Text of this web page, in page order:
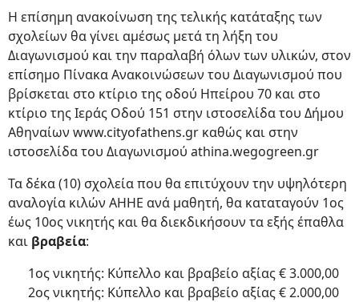
Η επίσημη ανακοίνωση της τελικής κατάταξης των
σχολείων θα γίνει αμέσως μετά τη λήξη του
Διαγωνισμού και την παραλαβή όλων των υλικών, στον
επίσημο Πίνακα Ανακοινώσεων του Διαγωνισμού που
βρίσκεται στο κτίριο της οδού Ηπείρου 70 και στο
κτίριο της Ιεράς Οδού 151 στην ιστοσελίδα του Δήμου
Αθηναίων www.cityofathens.gr καθώς και στην
ιστοσελίδα του Διαγωνισμού athina.wegogreen.gr
Τα δέκα (10) σχολεία που θα επιτύχουν την υψηλότερη
αναλογία κιλών ΑΗΗΕ ανά μαθητή, θα καταταγούν 1ος
έως 10ος νικητής και θα διεκδικήσουν τα εξής έπαθλα
και βραβεία:
1ος νικητής: Κύπελλο και βραβείο αξίας € 3.000,00
2ος νικητής: Κύπελλο και βραβείο αξίας € 2.000,00